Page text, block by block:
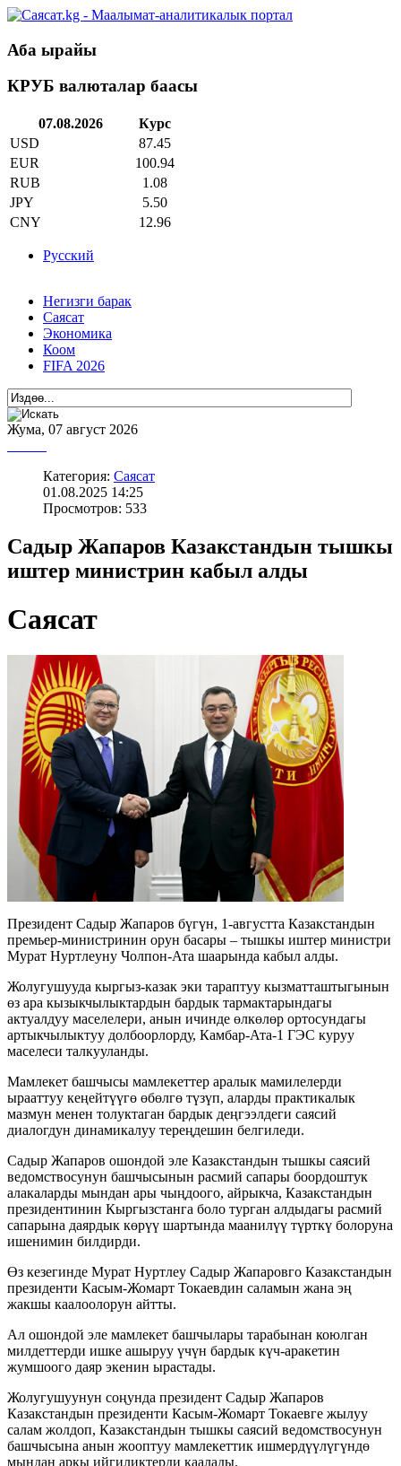
Аба ырайы
КРУБ валюталар баасы
07.08.2026
Курс
USD
87.45
EUR
100.94
RUB
1.08
JPY
5.50
CNY
12.96
Русский
Негизги барак
Саясат
Экономика
Коом
FIFA 2026
Жума, 07 август 2026
Категория: Саясат
01.08.2025 14:25
Просмотров: 533
Садыр Жапаров Казакстандын тышкы
иштер министрин кабыл алды
Саясат
Президент Садыр Жапаров бүгүн, 1-августта Казакстандын
премьер-министринин орун басары – тышкы иштер министри
Мурат Нуртлеуну Чолпон-Ата шаарында кабыл алды.
Жолугушууда кыргыз-казак эки тараптуу кызматташтыгынын
өз ара кызыкчылыктардын бардык тармактарындагы
актуалдуу маселелери, анын ичинде өлкөлөр ортосундагы
артыкчылыктуу долбоорлорду, Камбар-Ата-1 ГЭС куруу
маселеси талкууланды.
Мамлекет башчысы мамлекеттер аралык мамилелерди
ырааттуу кеңейтүүгө өбөлгө түзүп, аларды практикалык
мазмун менен толуктаган бардык деңгээлдеги саясий
диалогдун динамикалуу тереңдешин белгиледи.
Садыр Жапаров ошондой эле Казакстандын тышкы саясий
ведомствосунун башчысынын расмий сапары боордоштук
алакаларды мындан ары чыңдоого, айрыкча, Казакстандын
президентинин Кыргызстанга боло турган алдыдагы расмий
сапарына даярдык көрүү шартында маанилүү түрткү болоруна
ишенимин билдирди.
Өз кезегинде Мурат Нуртлеу Садыр Жапаровго Казакстандын
президенти Касым-Жомарт Токаевдин саламын жана эң
жакшы каалоолорун айтты.
Ал ошондой эле мамлекет башчылары тарабынан коюлган
милдеттерди ишке ашыруу үчүн бардык күч-аракетин
жумшоого даяр экенин ырастады.
Жолугушуунун соңунда президент Садыр Жапаров
Казакстандын президенти Касым-Жомарт Токаевге жылуу
салам жолдоп, Казакстандын тышкы саясий ведомствосунун
башчысына анын жооптуу мамлекеттик ишмердүүлүгүндө
мындан аркы ийгиликтерди каалады.